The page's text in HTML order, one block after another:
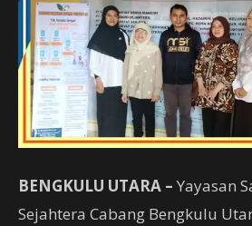
BENGKULU UTARA – Yayasan
Sejahtera Cabang Bengkulu